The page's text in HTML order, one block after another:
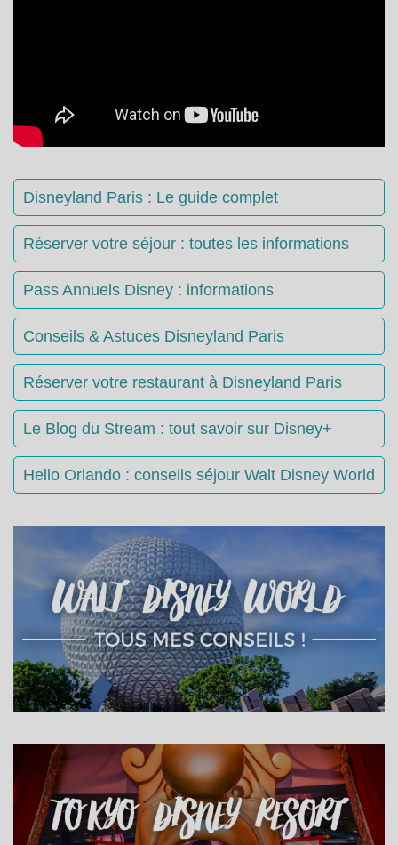
Disneyland Paris : Le guide complet
Réserver votre séjour : toutes les informations
Pass Annuels Disney : informations
Conseils & Astuces Disneyland Paris
Réserver votre restaurant à Disneyland Paris
Le Blog du Stream : tout savoir sur Disney+
Hello Orlando : conseils séjour Walt Disney World